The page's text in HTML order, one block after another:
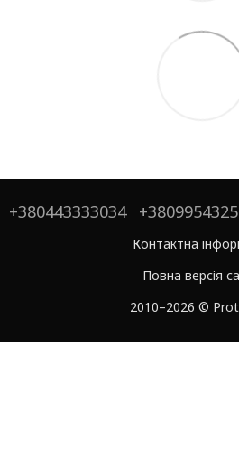
+380443333034
Контактна
Повна версія
2010–2026 ©